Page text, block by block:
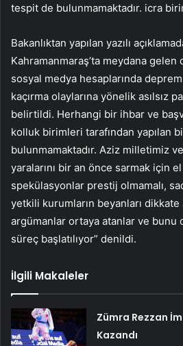
tespit de bulunmamaktadır. icra
Bakanlıktan yapılan yazılı
Kahramanmaraş’ta meydana gelen
sosyal medya hesaplarında
kaçırma olaylarına yönelik asılsız
belirtildi. Herhangi bir ihbar ve
kolluk birimleri tarafından yapılan
bulunmamaktadır. Aziz milletimiz
yaralarını bir an önce sarmak için
spekülasyonlar prestij olmamalı,
yetkili kurumların beyanları dikkate
argümanlar ortaya atanlar ve bunu
süreç başlatılıyor” denildi.
İlgili Makaleler
Zümra Rezzan
Kazandı